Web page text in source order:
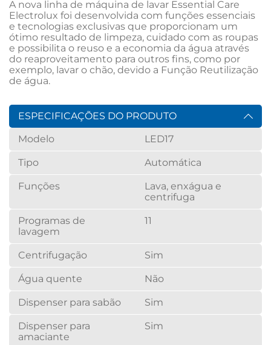
A nova linha de máquina de lavar Essential Care
Electrolux foi desenvolvida com funções essenciais
e tecnologias exclusivas que proporcionam um
ótimo resultado de limpeza, cuidado com as roupas
e possibilita o reuso e a economia da água através
do reaproveitamento para outros fins, como por
exemplo, lavar o chão, devido a Função Reutilização
de água.
ESPECIFICAÇÕES DO PRODUTO
Modelo
LED17
Tipo Automática
Funções
Lava, enxágua e
centrifuga
Programas de
lavagem
11
Centrifugação Sim
Água quente Não
Dispenser para sabão Sim
Dispenser para
amaciante
Sim